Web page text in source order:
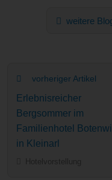
weitere
vorheriger Artikel
Erlebnisreicher
Bergsommer im
Familienhotel
in Kleinarl